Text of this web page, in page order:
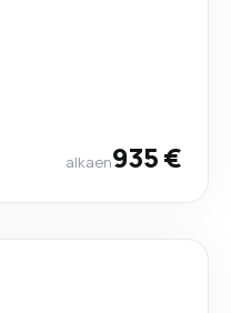
alkaen935 €